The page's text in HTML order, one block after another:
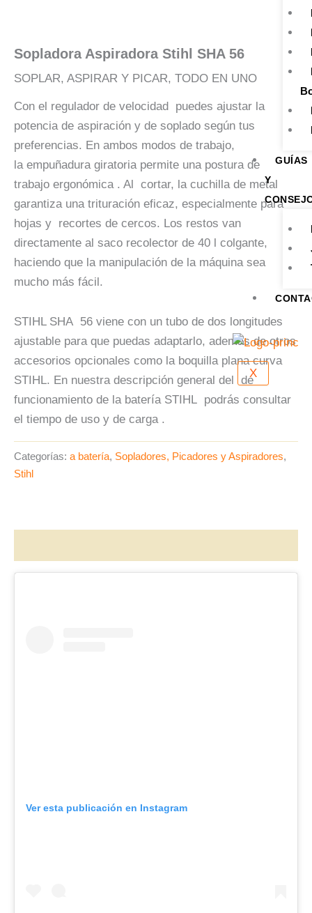
GUÍAS
Y
X
Sopladora Aspiradora Stihl SHA 56
SOPLAR, ASPIRAR Y PICAR, TODO EN UNO
Con el regulador de velocidad puedes ajustar la
potencia de aspiración y de soplado según tus
preferencias. En ambos modos de trabajo,
la empuñadura giratoria permite una postura de
trabajo ergonómica . Al cortar, la cuchilla de metal
garantiza una trituración eficaz, especialmente para
hojas y recortes de cercos. Los restos van
directamente al saco recolector de 40 l colgante,
haciendo que la manipulación de la máquina sea
mucho más fácil.
STIHL SHA 56 viene con un tubo de dos longitudes
ajustable para que puedas adaptarlo, además de otros
accesorios opcionales como la boquilla plana curva
STIHL. En nuestra descripción general del de
funcionamiento de la batería STIHL podrás consultar
el tiempo de uso y de carga .
Categorías: a batería, Sopladores, Picadores y Aspiradores,
Stihl
Ver esta publicación en Instagram